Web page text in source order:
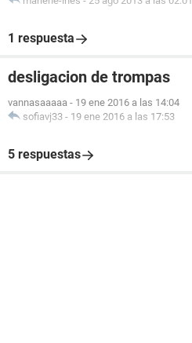
1 respuesta
desligacion de trompas
vannasaaaaa - 19 ene 2016 a las 14:04
sofiavj33 - 19 ene 2016 a las 17:53
5 respuestas